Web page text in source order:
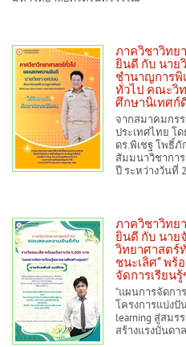
ภาควิชาวิทย
ยินดี กับ นาย
ชำนาญการพิ
ทั่วไป คณะวิ
ศึกษานิเทศก์
จากสมาคมกร
ประเทศไทย โ
ดร.พิเชฐ โพธิ์ภั
สัมมนาวิชากา
ปี ระหว่างวันที่
ภาควิชาวิทย
ยินดี กับ นาย
วิทยาศาสตร์
ชนะเลิศ” พร้
จัดการเรียน
“แผนการจัดกา
โครงการแบ่งปั
learning สู่สมร
สร้างแรงบันดา